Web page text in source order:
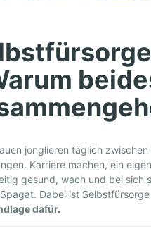
jonglieren täglich
Karriere machen, ein
gesund, wach und bei sich
Dabei ist
dafür.